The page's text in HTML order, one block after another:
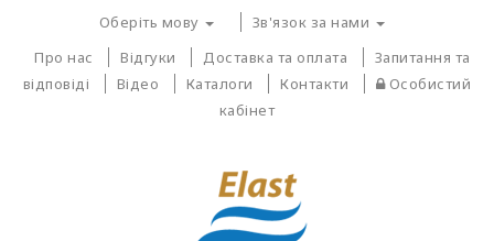
Оберіть мову
Зв'язок за нами
Про нас
Відгуки Доставка та оплата
Запитання та
відповіді
Відео Каталоги Контакти
Особистий
кабінет